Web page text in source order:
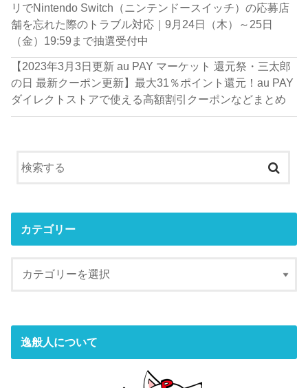
リでNintendo Switch（ニンテンドースイッチ）の応募店
舗を忘れた際のトラブル対応｜9月24日（木）～25日
（金）19:59まで抽選受付中
【2023年3月3日更新 au PAY マーケット 還元祭・三太郎
の日 最新クーポン更新】最大31％ポイント還元！au PAY
ダイレクトストアで使える高額割引クーポンなどまとめ
カテゴリー
逸般人について